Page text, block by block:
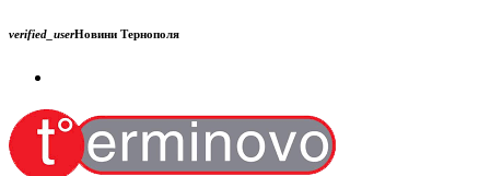
verified_userНовини Тернополя